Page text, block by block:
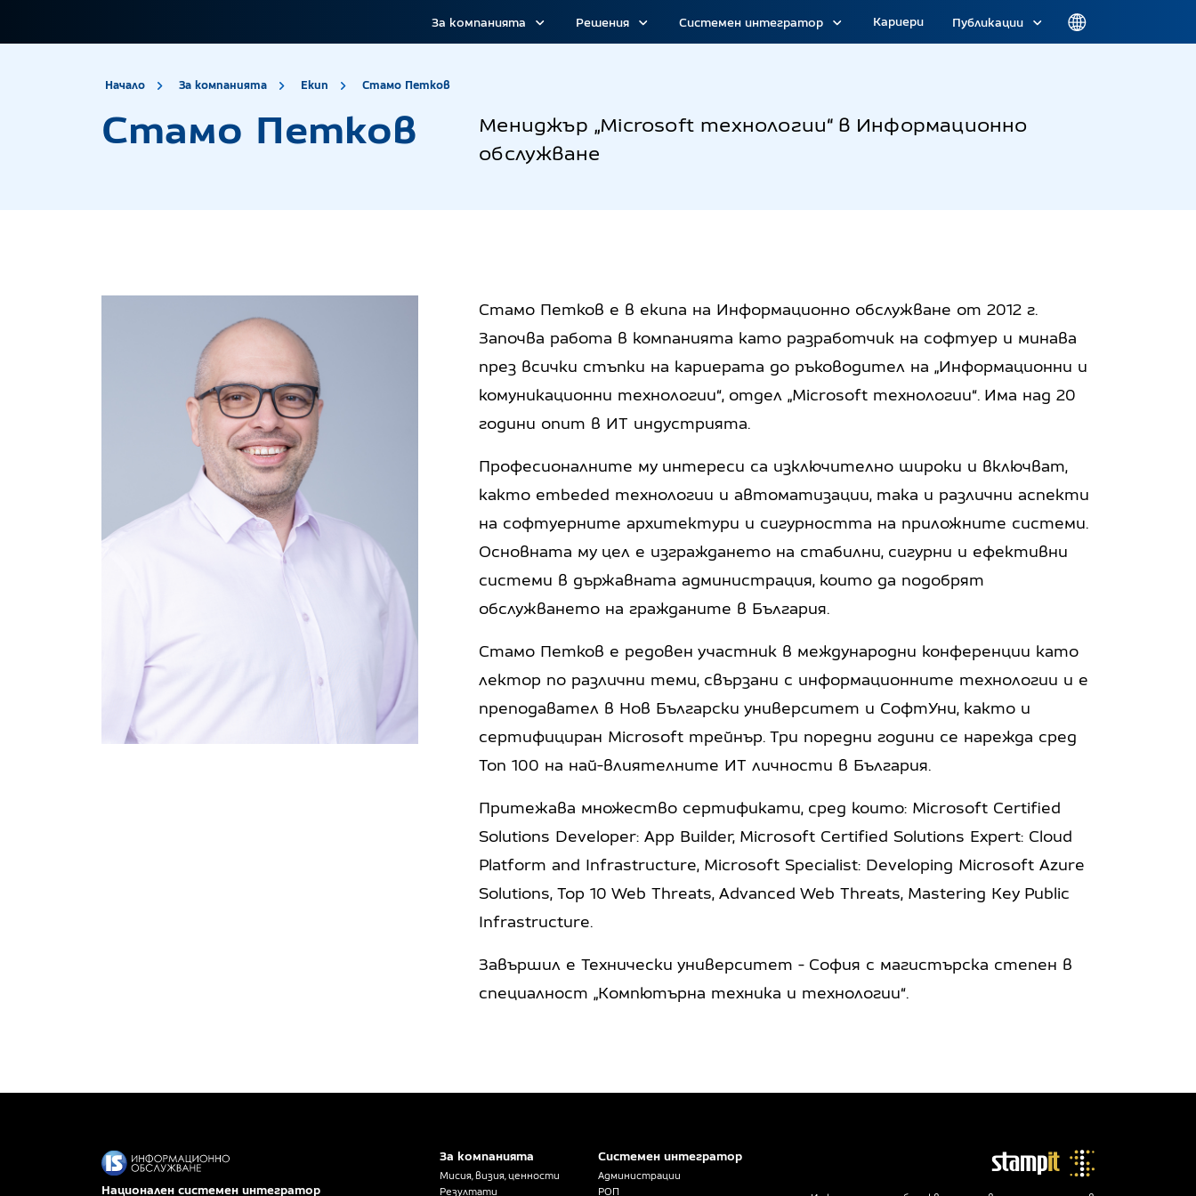
За компанията Решения Системен интегратор Кариери Публикации
Начало За компанията Екип Стамо Петков
Стамо Петков
Мениджър „Microsoft технологии“ в Информационно
обслужване
Стамо Петков е в екипа на Информационно обслужване от 2012 г.
Започва работа в компанията като разработчик на софтуер и минава
през всички стъпки на кариерата до ръководител на „Информационни и
комуникационни технологии“, отдел „Microsoft технологии“. Има над 20
години опит в ИТ индустрията.
Професионалните му интереси са изключително широки и включват,
както embeded технологии и автоматизации, така и различни аспекти
на софтуерните архитектури и сигурността на приложните системи.
Основната му цел е изграждането на стабилни, сигурни и ефективни
системи в държавната администрация, които да подобрят
обслужването на гражданите в България.
Стамо Петков е редовен участник в международни конференции като
лектор по различни теми, свързани с информационните технологии и е
преподавател в Нов Български университет и СофтУни, както и
сертифициран Microsoft трейнър. Три поредни години се нарежда сред
Топ 100 на най-влиятелните ИТ личности в България.
Притежава множество сертификати, сред които: Microsoft Certified
Solutions Developer: App Builder, Microsoft Certified Solutions Expert: Cloud
Platform and Infrastructure, Microsoft Specialist: Developing Microsoft Azure
Solutions, Top 10 Web Threats, Advanced Web Threats, Mastering Key Public
Infrastructure.
Завършил е Технически университет - София с магистърска степен в
специалност „Компютърна техника и технологии“.
Национален системен интегратор
За компанията
Мисия, визия, ценности
Резултати
Системен интегратор
Администрации
РОП